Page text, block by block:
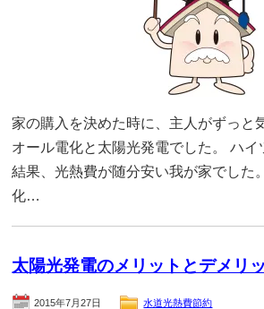
家の購入を決めた時に、主人がずっと
オール電化と太陽光発電でした。 ハイ
結果、光熱費が随分安い我が家でした
化…
太陽光発電のメリットとデメリ
2015年7月27日 水道光熱費節約